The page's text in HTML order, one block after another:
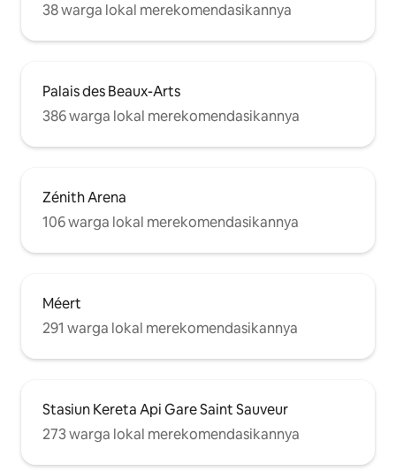
38 warga lokal merekomendasikannya
Palais des Beaux-Arts
386 warga lokal merekomendasikannya
Zénith Arena
106 warga lokal merekomendasikannya
Méert
291 warga lokal merekomendasikannya
Stasiun Kereta Api Gare Saint Sauveur
273 warga lokal merekomendasikannya